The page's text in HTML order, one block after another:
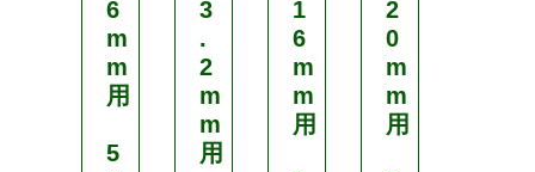
6
m
m
用
5
3
.
2
m
m
用
1
6
m
m
用
2
0
m
m
用